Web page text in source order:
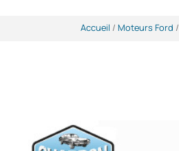
Accueil / Moteurs Ford /